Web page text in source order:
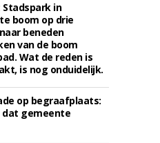
in
boom op drie
beneden
van de boom
Wat de reden is
is nog onduidelijk.
op begraafplaats:
dat gemeente